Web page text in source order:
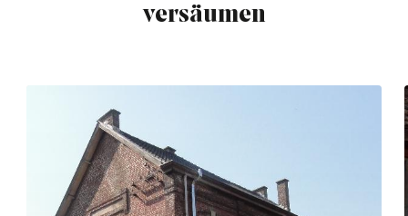
versäumen